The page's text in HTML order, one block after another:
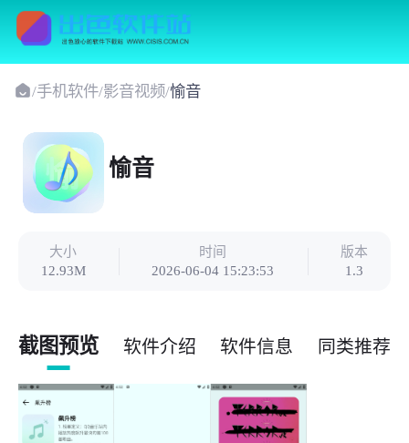
/手机软件/影音视频/愉音
愉音
大小
12.93M
时间
2026-06-04 15:23:53
版本
1.3
截图预览 软件介绍 软件信息 同类推荐